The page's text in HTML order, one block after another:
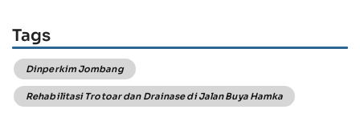
Tags
Dinperkim Jombang
Rehabilitasi Trotoar dan Drainase di Jalan Buya Hamka